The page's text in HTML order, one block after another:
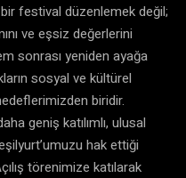
bir festival düzenlemek değil;
ve eşsiz değerlerini
sonrası yeniden ayağa
sosyal ve kültürel
biridir.
geniş katılımlı, ulusal
hak ettiği
törenimize katılarak